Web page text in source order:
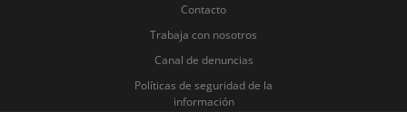
Contacto
Trabaja con nosotros
Canal de denuncias
Políticas de seguridad de la
información